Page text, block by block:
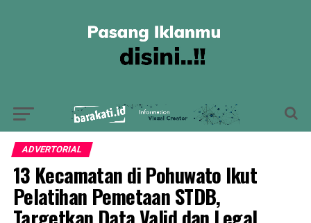
ADVERTORIAL
13 Kecamatan di Pohuwato Ikut
Pelatihan Pemetaan STDB,